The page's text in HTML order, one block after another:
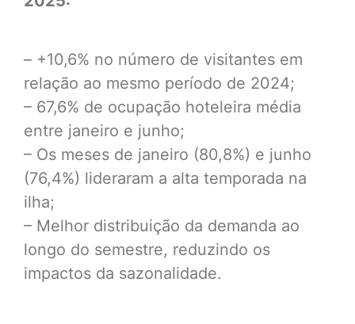
– +10,6% no número de visitantes em
relação ao mesmo período de 2024;
– 67,6% de ocupação hoteleira média
entre janeiro e junho;
– Os meses de janeiro (80,8%) e junho
(76,4%) lideraram a alta temporada na
ilha;
– Melhor distribuição da demanda ao
longo do semestre, reduzindo os
impactos da sazonalidade.